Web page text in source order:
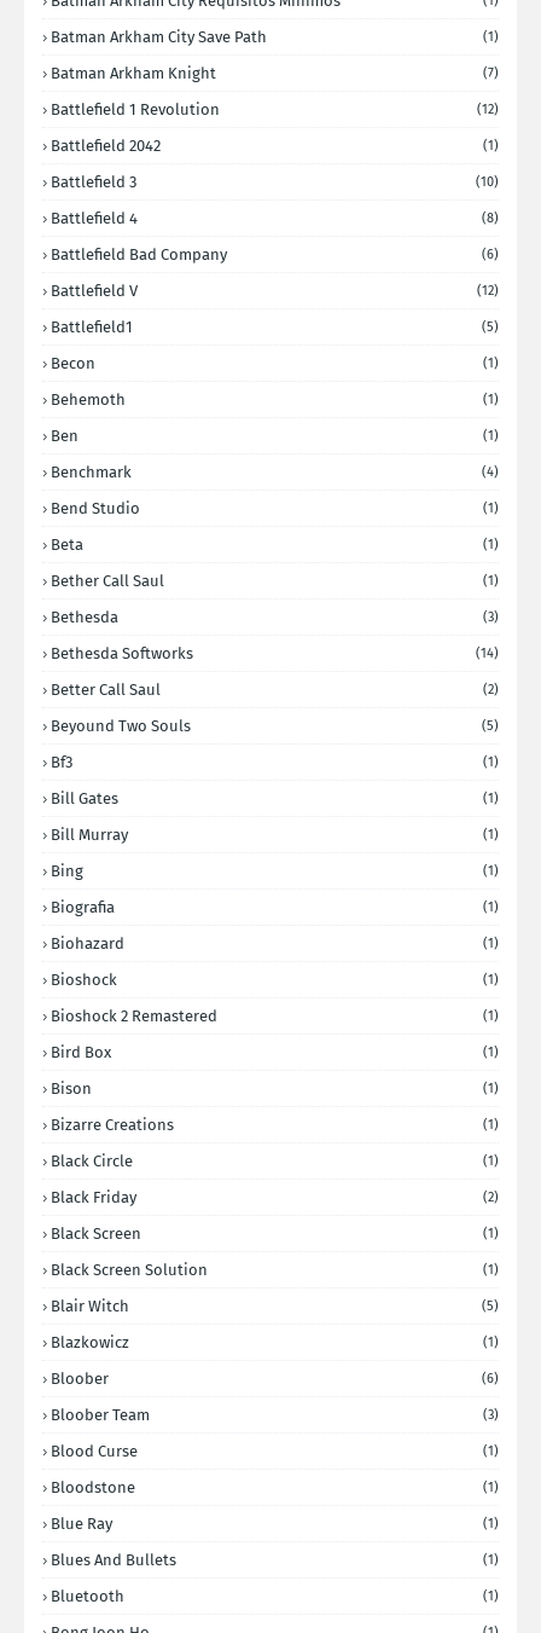
Batman Arkham City Save Path (1)
Batman Arkham Knight (7)
Battlefield 1 Revolution (12)
Battlefield 2042 (1)
Battlefield 3 (10)
Battlefield 4 (8)
Battlefield Bad Company (6)
Battlefield V (12)
Battlefield1 (5)
Becon (1)
Behemoth (1)
Ben (1)
Benchmark (4)
Bend Studio (1)
Beta (1)
Bether Call Saul (1)
Bethesda (3)
Bethesda Softworks (14)
Better Call Saul (2)
Beyound Two Souls (5)
Bf3 (1)
Bill Gates (1)
Bill Murray (1)
Bing (1)
Biografia (1)
Biohazard (1)
Bioshock (1)
Bioshock 2 Remastered (1)
Bird Box (1)
Bison (1)
Bizarre Creations (1)
Black Circle (1)
Black Friday (2)
Black Screen (1)
Black Screen Solution (1)
Blair Witch (5)
Blazkowicz (1)
Bloober (6)
Bloober Team (3)
Blood Curse (1)
Bloodstone (1)
Blue Ray (1)
Blues And Bullets (1)
Bluetooth (1)